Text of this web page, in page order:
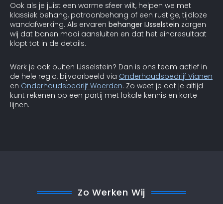
Ook als je juist een warme sfeer wilt, helpen we met
klassiek behang, patroonbehang of een rustige, tijdloze
wandafwerking. Als ervaren behanger IJsselstein zorgen
wij dat banen mooi aansluiten en dat het eindresultaat
klopt tot in de details.
Werk je ook buiten IJsselstein? Dan is ons team actief in
de hele regio, bijvoorbeeld via Onderhoudsbedrijf Vianen
en Onderhoudsbedrijf Woerden. Zo weet je dat je altijd
kunt rekenen op een partij met lokale kennis en korte
lijnen.
Zo Werken Wij